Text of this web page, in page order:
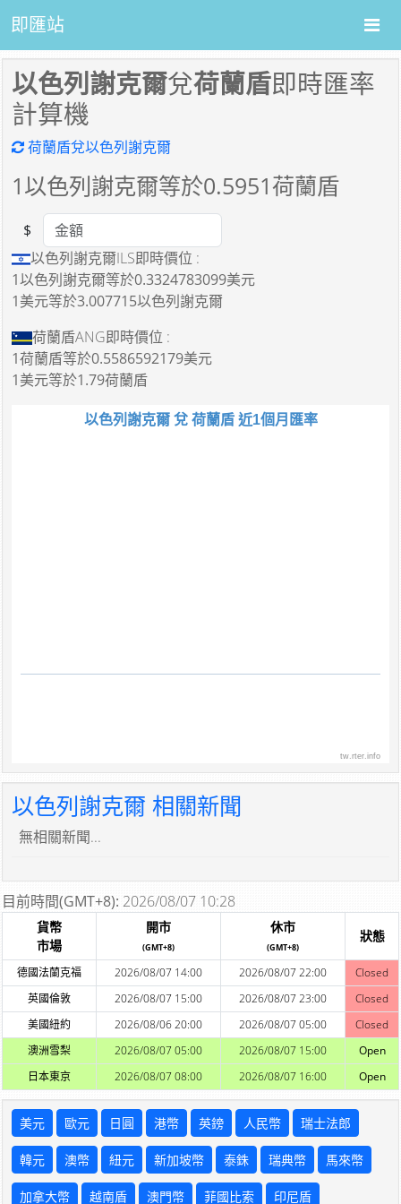
即匯站
以色列謝克爾兌荷蘭盾即時匯率
計算機
荷蘭盾兌以色列謝克爾
1以色列謝克爾等於0.5951荷蘭盾
Amount
$
以色列謝克爾ILS即時價位 :
1以色列謝克爾等於0.3324783099美元
1美元等於3.007715以色列謝克爾
荷蘭盾ANG即時價位 :
1荷蘭盾等於0.5586592179美元
1美元等於1.79荷蘭盾
以色列謝克爾 兌 荷蘭盾 近1個月匯率
tw.rter.info
以色列謝克爾 相關新聞
無相關新聞...
目前時間(GMT+8): 2026/08/07 10:28
貨幣
市場
開市
(GMT+8)
休市
(GMT+8)
狀態
德國法蘭克福 2026/08/07 14:00 2026/08/07 22:00
Closed
英國倫敦
2026/08/07 15:00 2026/08/07 23:00
Closed
美國紐約
2026/08/06 20:00 2026/08/07 05:00
Closed
澳洲雪梨
2026/08/07 05:00 2026/08/07 15:00
Open
日本東京
2026/08/07 08:00 2026/08/07 16:00 Open
美元 歐元 日圓 港幣 英鎊 人民幣 瑞士法郎
韓元 澳幣 紐元 新加坡幣 泰銖 瑞典幣 馬來幣
加拿大幣 越南盾 澳門幣 菲國比索 印尼盾